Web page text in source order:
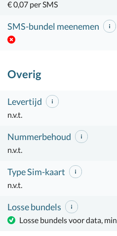
€ 0,07 per SMS
SMS-bundel meenemen
Overig
Levertijd
n.v.t.
Nummerbehoud
n.v.t.
Type Sim-kaart
n.v.t.
Losse bundels
Losse bundels voor data,